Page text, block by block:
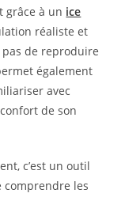
grâce à un ice
réaliste et
pas de reproduire
également
avec
de son
c’est un outil
comprendre les